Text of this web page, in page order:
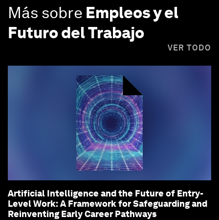
Más sobre Empleos y el
Futuro del Trabajo
VER TODO
Artificial Intelligence and the Future of Entry-
Level Work: A Framework for Safeguarding and
Reinventing Early Career Pathways